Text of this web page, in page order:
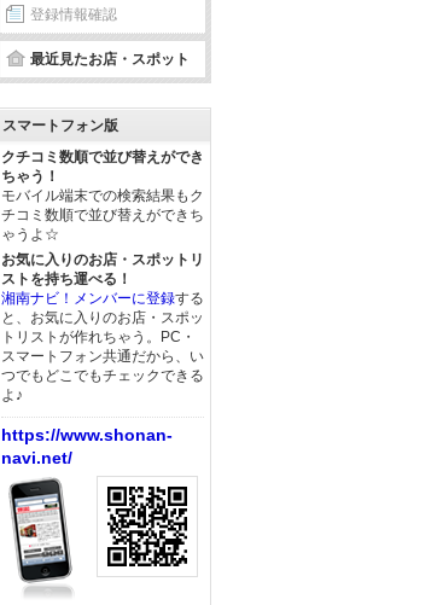
登録情報確認
最近見たお店・スポット
スマートフォン版
クチコミ数順で並び替えができ
ちゃう！
モバイル端末での検索結果もク
チコミ数順で並び替えができち
ゃうよ☆
お気に入りのお店・スポットリ
ストを持ち運べる！
湘南ナビ！メンバーに登録する
と、お気に入りのお店・スポッ
トリストが作れちゃう。PC・
スマートフォン共通だから、い
つでもどこでもチェックできる
よ♪
https://www.shonan-
navi.net/